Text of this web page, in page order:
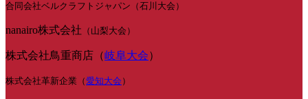
合同会社ベルクラフトジャパン（石川大会）
nanairo株式会社 （山梨大会）
株式会社鳥重商店（岐阜大会）
株式会社革新企業（愛知大会 ）